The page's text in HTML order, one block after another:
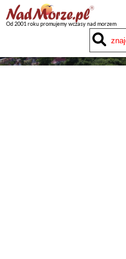
Od 2001 roku promujemy wczasy nad morzem